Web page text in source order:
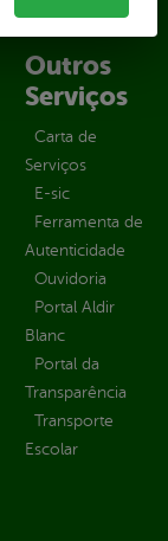
Outros
Serviços
Carta de
Serviços
E-sic
Ferramenta de
Autenticidade
Ouvidoria
Portal Aldir
Blanc
Portal da
Transparência
Transporte
Escolar